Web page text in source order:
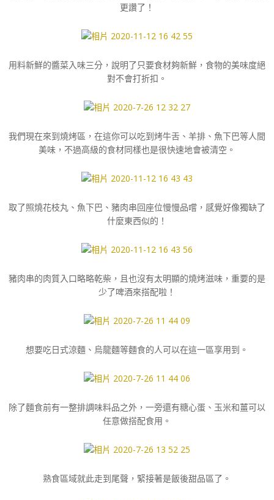
更讚了！
用料新鮮的醬菜入味三分，說明了只要食材夠新鮮，食物的美味度絕
對不會打折扣。
我們現在來到燒烤區，在這你可以吃到烤牛舌、羊排、魚下巴等人間
美味，不過高級的食材同樣也是很快速地會被清空。
取了照燒花枝丸、魚下巴、豬肉串回座位慢慢品嚐，感覺好像獨缺了
什麼東西似的！
豬肉串的肉質入口略略乾柴，且也沒有太明顯的燒烤滋味，重要的是
少了啤酒來搭配啦！
想要吃日式涼麵、烏龍麵等麵食的人可以在這一區享用到。
除了麵食前有一整排調味料品之外，一旁還有糖心蛋、玉米和薑可以
任意做搭配食用。
熟食區域就此走到尾聲，緊接著是飯後甜品區了。